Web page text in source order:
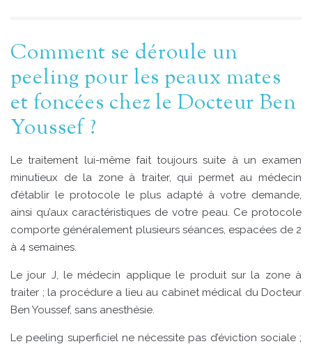
Comment se déroule un
peeling pour les peaux mates
et foncées chez le Docteur Ben
Youssef ?
Le traitement lui-même fait toujours suite à un examen
minutieux de la zone à traiter, qui permet au médecin
d’établir le protocole le plus adapté à votre demande,
ainsi qu’aux caractéristiques de votre peau. Ce protocole
comporte généralement plusieurs séances, espacées de 2
à 4 semaines.
Le jour J, le médecin applique le produit sur la zone à
traiter ; la procédure a lieu au cabinet médical du Docteur
Ben Youssef, sans anesthésie.
Le peeling superficiel ne nécessite pas d’éviction sociale ;